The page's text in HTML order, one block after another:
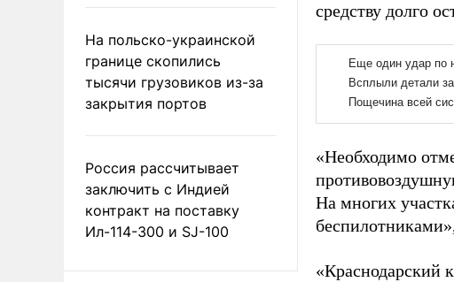
На польско-украинской
границе скопились
тысячи грузовиков из-за
закрытия портов
Россия рассчитывает
заключить с Индией
контракт на поставку
Ил-114-300 и SJ-100
средству долго
«Необходимо
На многих
«Краснодарский